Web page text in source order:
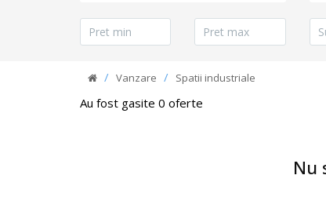
Vanzare Spatii industriale
Au fost gasite 0 oferte
Nu